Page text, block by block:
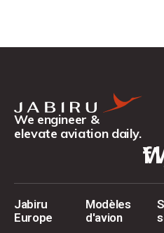
We engineer &
elevate aviation daily.
We
Jabiru
Europe
Modèles
d'avion